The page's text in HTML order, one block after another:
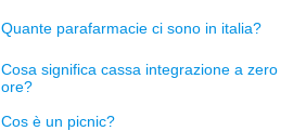
Quante parafarmacie ci sono in italia?
Cosa significa cassa integrazione a zero
ore?
Cos è un picnic?